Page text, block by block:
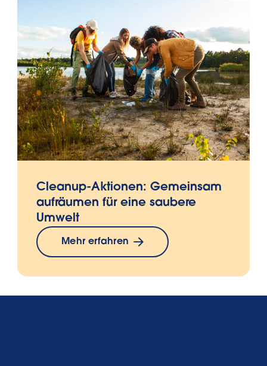
Cleanup-Aktionen: Gemeinsam
aufräumen für eine saubere
Umwelt
Mehr erfahren